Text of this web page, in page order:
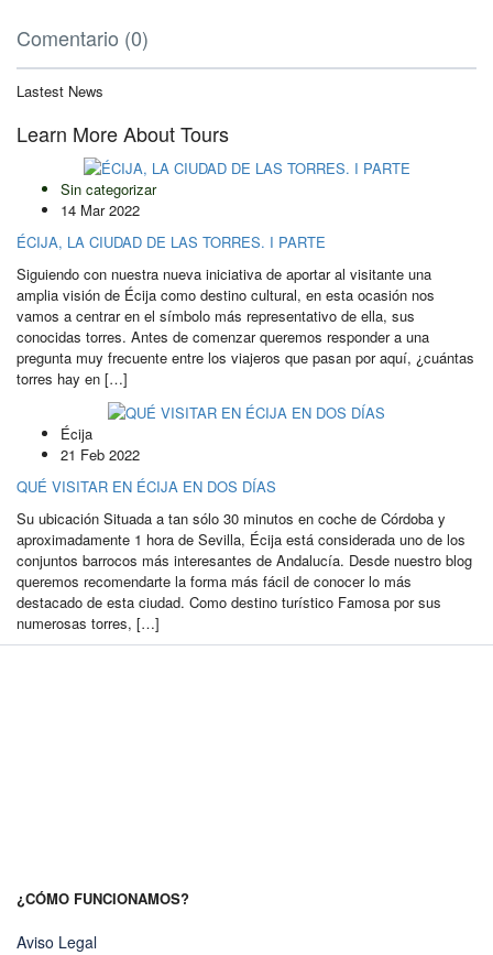
Comentario (0)
Lastest News
Learn More About Tours
Sin categorizar
14 Mar 2022
ÉCIJA, LA CIUDAD DE LAS TORRES. I PARTE
Siguiendo con nuestra nueva iniciativa de aportar al visitante una
amplia visión de Écija como destino cultural, en esta ocasión nos
vamos a centrar en el símbolo más representativo de ella, sus
conocidas torres. Antes de comenzar queremos responder a una
pregunta muy frecuente entre los viajeros que pasan por aquí, ¿cuántas
torres hay en […]
Écija
21 Feb 2022
QUÉ VISITAR EN ÉCIJA EN DOS DÍAS
Su ubicación Situada a tan sólo 30 minutos en coche de Córdoba y
aproximadamente 1 hora de Sevilla, Écija está considerada uno de los
conjuntos barrocos más interesantes de Andalucía. Desde nuestro blog
queremos recomendarte la forma más fácil de conocer lo más
destacado de esta ciudad. Como destino turístico Famosa por sus
numerosas torres, […]
¿CÓMO FUNCIONAMOS?
Aviso Legal